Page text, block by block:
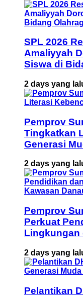
SPL 2026
Amaliyyah
Siswa di
2 days yang
Pemprov
Tingkatkan
Generasi
2 days yang
Pemprov
Perkuat
Lingkungan
2 days yang
Pelantikan